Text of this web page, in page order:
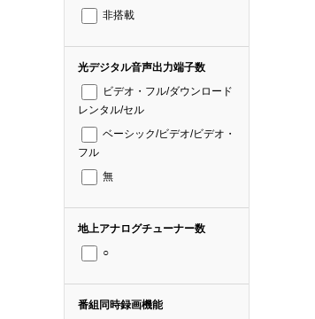
非搭載
光デジタル音声出力端子数
ビデオ・フル/ダウンロード
レンタル/セル
ベーシック/ビデオ/ビデオ・
フル
無
地上アナログチューナー数
○
番組同時録画機能